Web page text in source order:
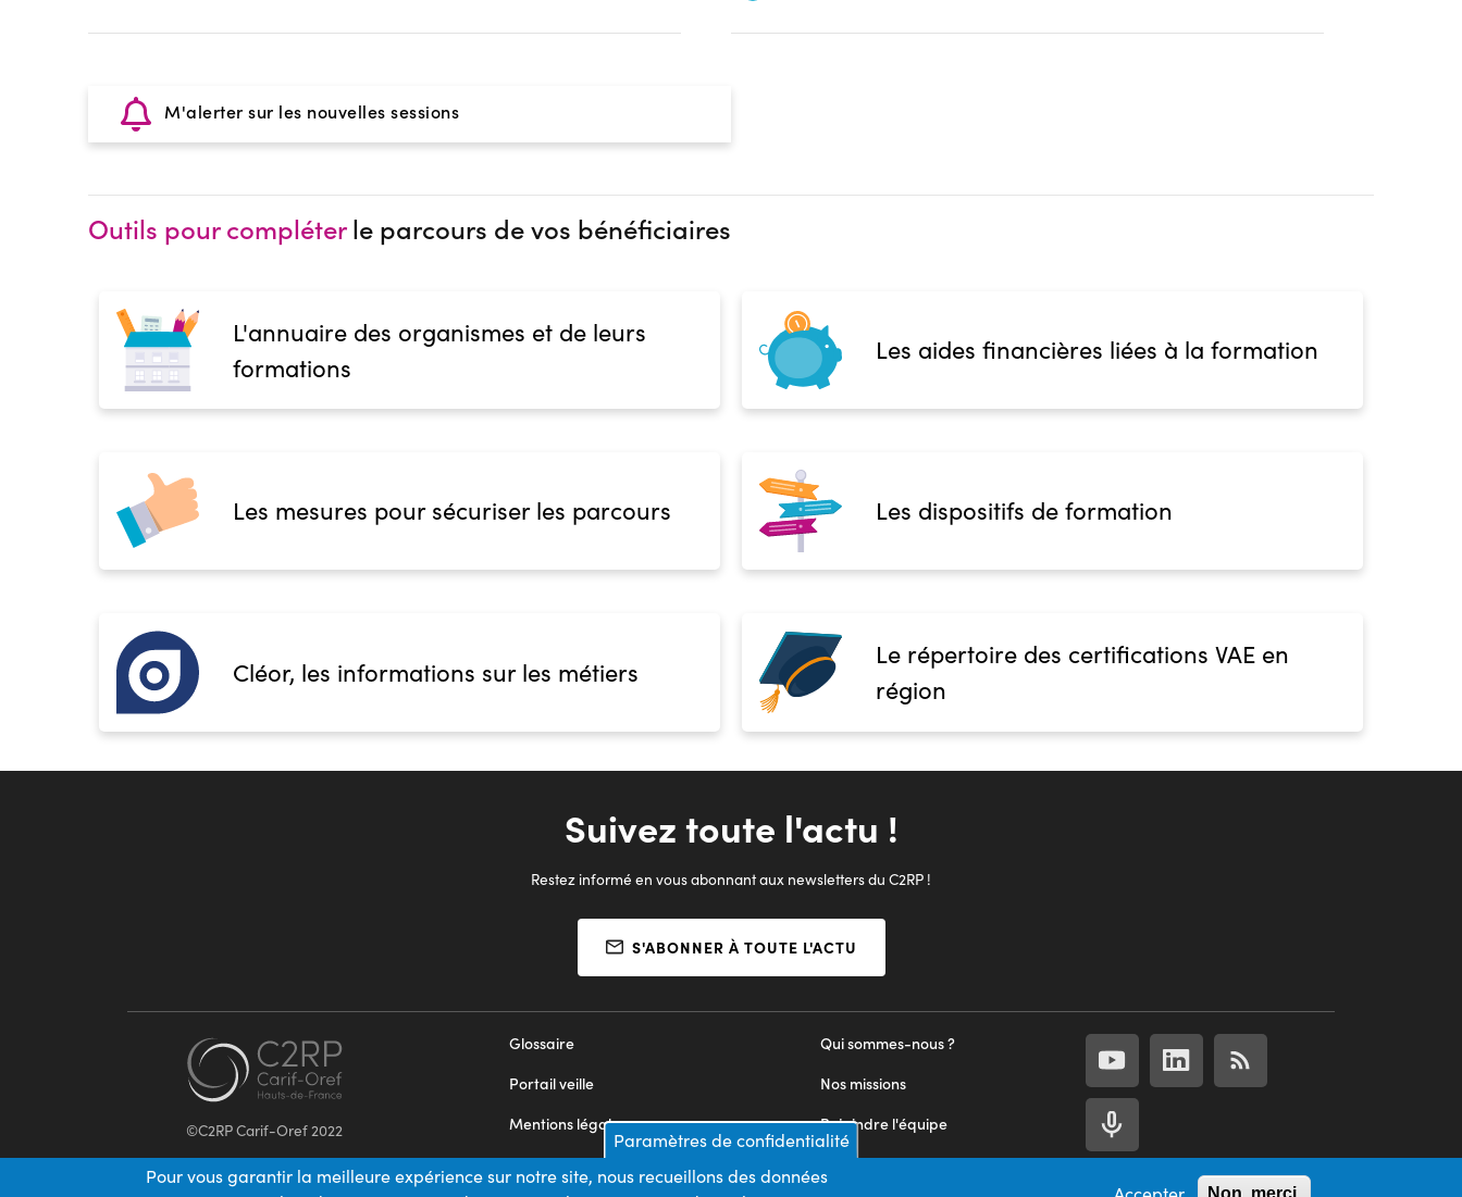
M'alerter sur les nouvelles sessions
Outils pour compléterle parcours de vos bénéficiaires
L'annuaire des organismes et de leurs
formations
Les aides financières liées à la formation
Les mesures pour sécuriser les parcours Les dispositifs de formation
Cléor, les informations sur les métiers
Le répertoire des certifications VAE en
région
Suivez toute l'actu !
Restez informé en vous abonnant aux newsletters du C2RP !
S'ABONNER À TOUTE L'ACTU
©C2RP Carif-Oref 2022
Qui sommes-nous ?
Nos missions
Rejoindre l'équipe
Nous contacter
Glossaire
Portail veille
Mentions légales
Appels d'offres
Paramètres de confidentialité
Pour vous garantir la meilleure expérience sur notre site, nous recueillons des données
Non, merci.